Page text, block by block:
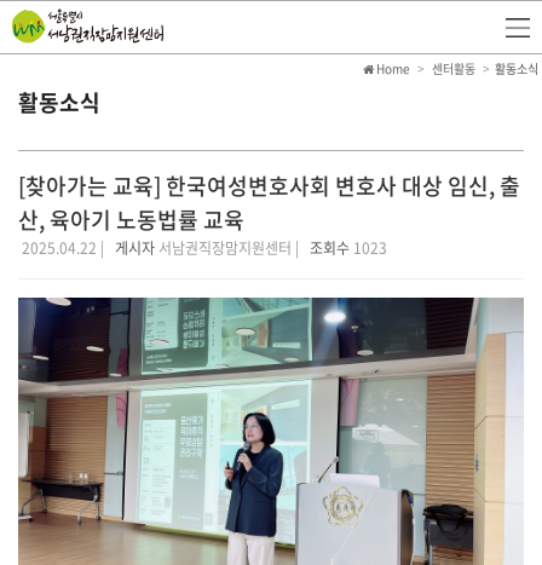
활동소식
Home 센터활동 활동소식
[찾아가는 교육] 한국여성변호사회 변호사 대상 임신, 출
산, 육아기 노동법률 교육
2025.04.22 | 게시자 서남권직장맘지원센터 | 조회수 1023